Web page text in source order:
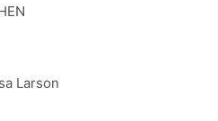
Larson